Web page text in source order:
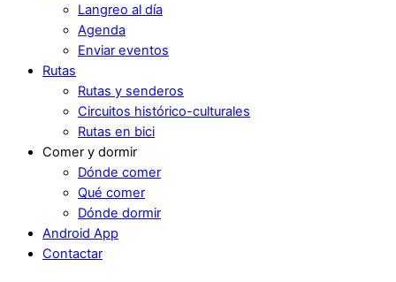
Langreo al día
Agenda
Enviar eventos
Rutas
Rutas y senderos
Circuitos histórico-culturales
Rutas en bici
Comer y dormir
Dónde comer
Qué comer
Dónde dormir
Android App
Contactar